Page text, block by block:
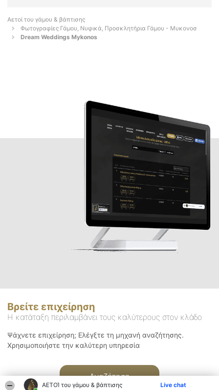
ΑΕΤΟΊ του γάμου & βάπτισης Live chat
Αετοί του γάμου & βάπτισης
Φωτογραφίες Γάμου, Νυφικά, Προσκλητήρια Γάμου - Μυκονοσ
Dream Weddings Mykonos
Βρείτε επιχείρηση
Η κατάταξη περιλαμβάνει τους καλύτερους στον κλάδο
Ψάχνετε επιχείρηση; Ελέγξτε τη μηχανή αναζήτησης.
Χρησιμοποιήστε την καλύτερη υπηρεσία
Αναζήτηση